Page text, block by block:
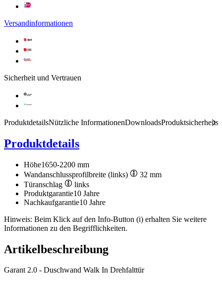
Versandinformationen
Sicherheit und Vertrauen
Produktdetails
Produktdetails
Höhe1650-2200 mm
Wandanschlussprofilbreite (links)
32 mm
Türanschlag
links
Produktgarantie10 Jahre
Nachkaufgarantie10 Jahre
Hinweis: Beim Klick auf den Info-Button (i) erhalten Sie weitere
Informationen zu den Begrifflichkeiten.
Nützliche InformationenDownloads
Artikelbeschreibung
Garant 2.0 - Duschwand Walk In Drehfalttür